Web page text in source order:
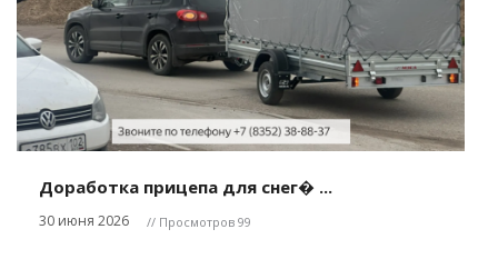
Доработка прицепа для снег� ...
30 июня 2026 // Просмотров 99